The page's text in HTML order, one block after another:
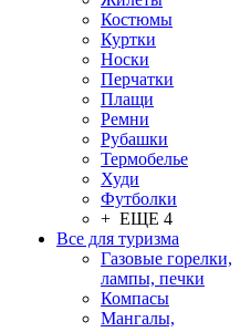
Костюмы
Куртки
Носки
Перчатки
Плащи
Ремни
Рубашки
Термобелье
Худи
Футболки
+ ЕЩЕ 4
Все для туризма
Газовые горелки,
лампы, печки
Компасы
Мангалы,